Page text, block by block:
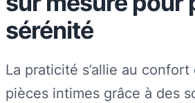
sérénité
La praticité s’allie au confort
pièces intimes grâce à des